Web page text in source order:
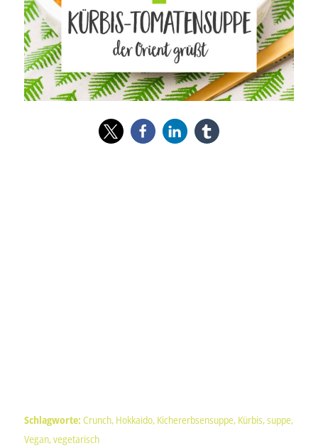
Schlagworte: Crunch, Hokkaido, Kichererbsensuppe, Kürbis,suppe,
Vegan,vegetarisch